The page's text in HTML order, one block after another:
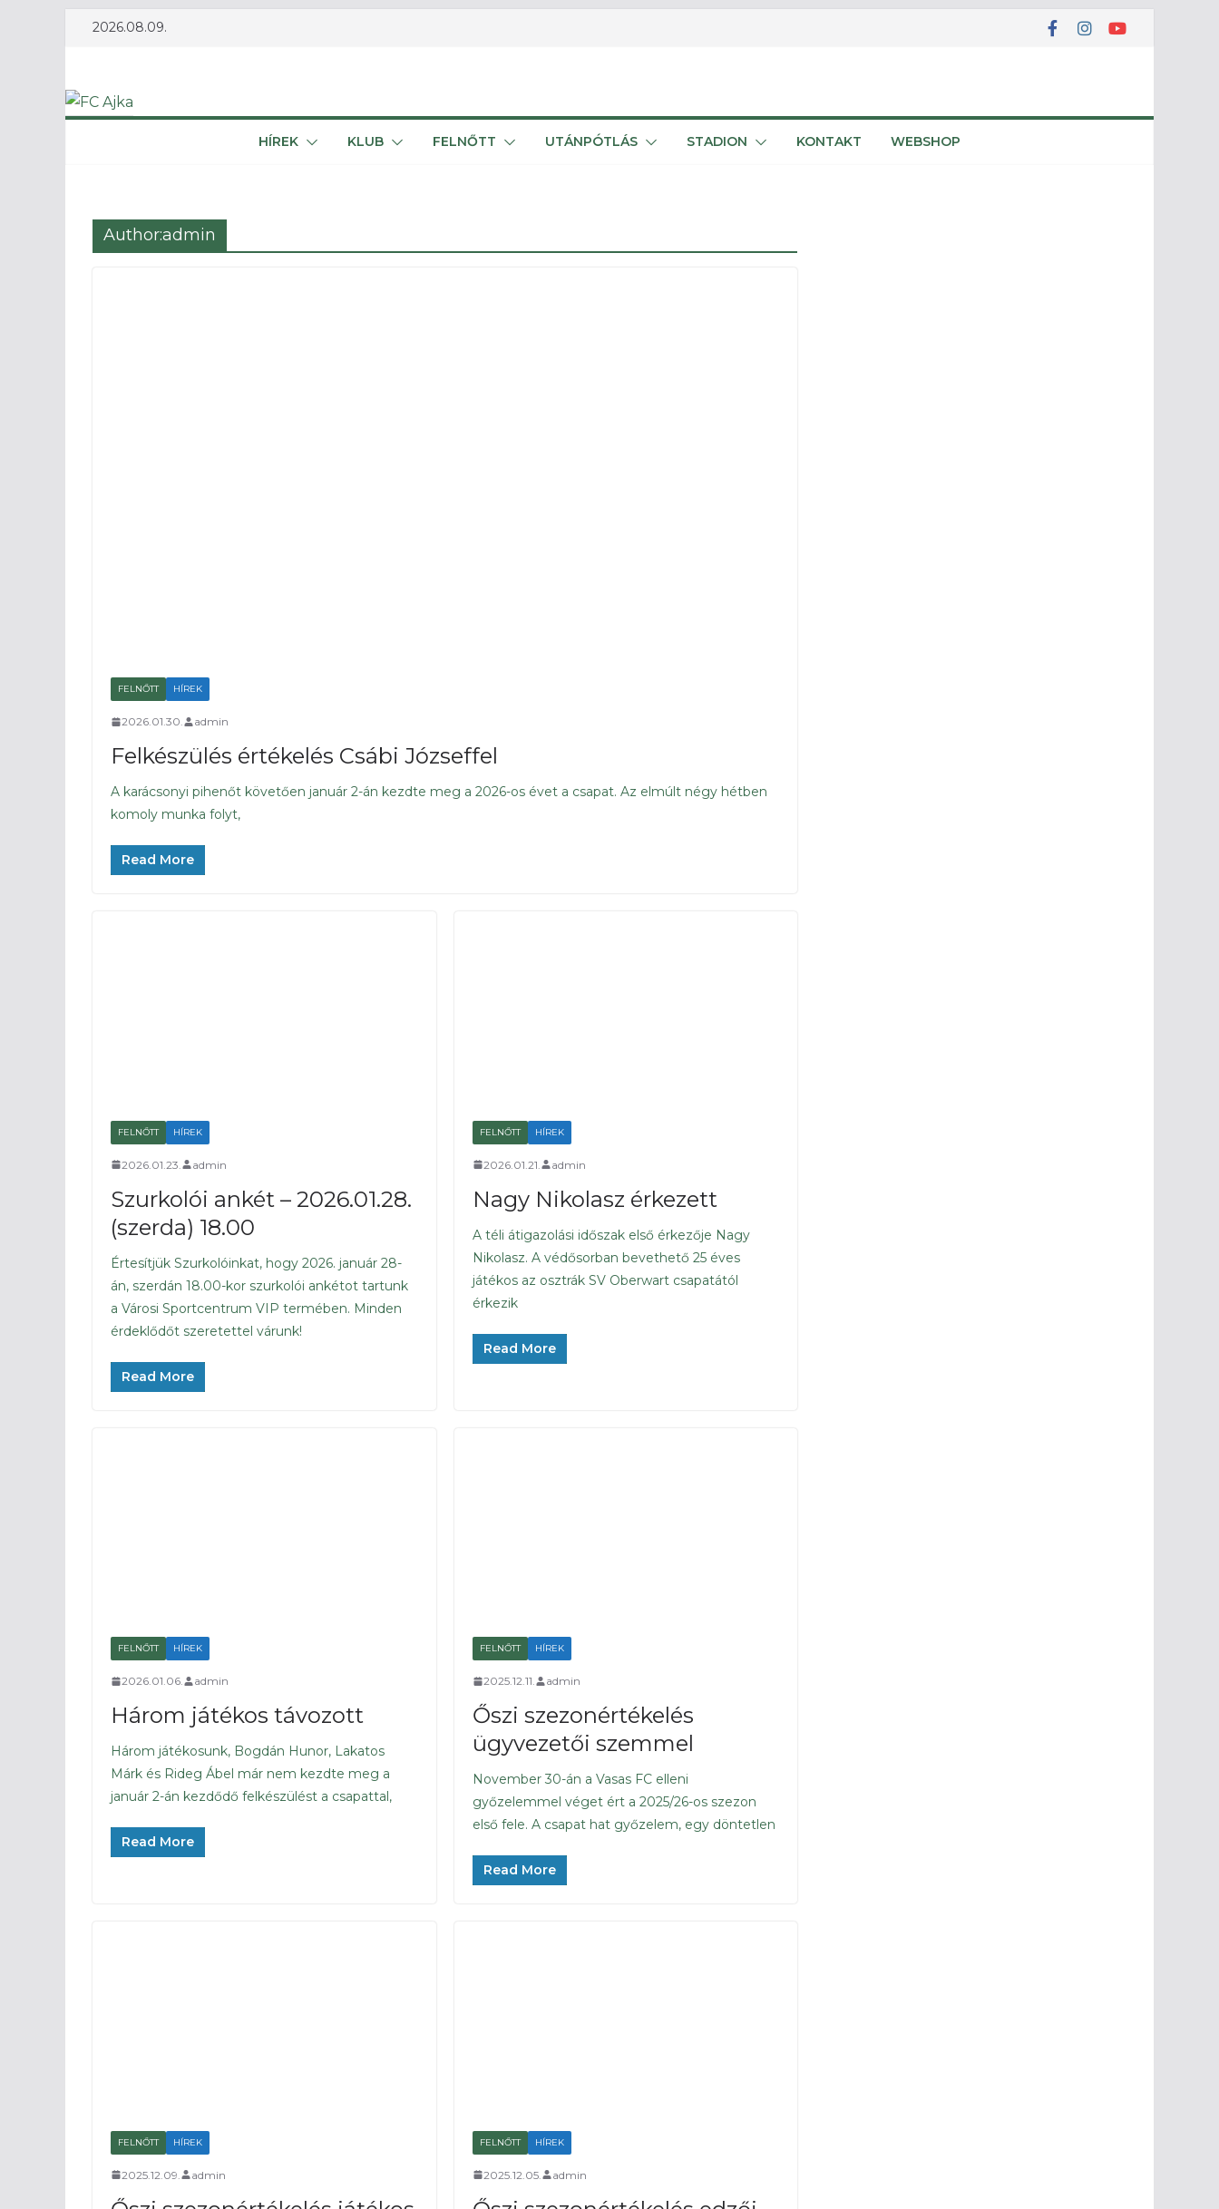
Skip2026.08.09.
HÍREK KLUB FELNŐTT UTÁNPÓTLÁS STADION KONTAKT WEBSHOP
Author:admin
FELNŐTT HÍREK
2026.01.30. admin
Felkészülés értékelés Csábi Józseffel
A karácsonyi pihenőt követően január 2-án kezdte meg a 2026-os évet a csapat. Az elmúlt négy hétben
komoly munka folyt,
Read More
FELNŐTT HÍREK
2026.01.23. admin
Szurkolói ankét – 2026.01.28.
(szerda) 18.00
Értesítjük Szurkolóinkat, hogy 2026. január 28-
án, szerdán 18.00-kor szurkolói ankétot tartunk
a Városi Sportcentrum VIP termében. Minden
érdeklődőt szeretettel várunk!
Read More
FELNŐTT HÍREK
2026.01.21. admin
Nagy Nikolasz érkezett
A téli átigazolási időszak első érkezője Nagy
Nikolasz. A védősorban bevethető 25 éves
játékos az osztrák SV Oberwart csapatától
érkezik
Read More
FELNŐTT HÍREK
2026.01.06. admin
Három játékos távozott
Három játékosunk, Bogdán Hunor, Lakatos
Márk és Rideg Ábel már nem kezdte meg a
január 2-án kezdődő felkészülést a csapattal,
Read More
FELNŐTT HÍREK
2025.12.11. admin
Őszi szezonértékelés
ügyvezetői szemmel
November 30-án a Vasas FC elleni
győzelemmel véget ért a 2025/26-os szezon
első fele. A csapat hat győzelem, egy döntetlen
Read More
FELNŐTT HÍREK
2025.12.09. admin
FELNŐTT HÍREK
2025.12.05. admin